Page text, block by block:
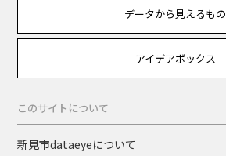
データから見えるもの
アイデアボックス
このサイトについて
新見市dataeyeについて